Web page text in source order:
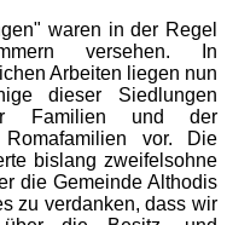
waren in der Regel
versehen. In
Arbeiten liegen nun
dieser Siedlungen
Familien und der
vor. Die
bislang zweifelsohne
die Gemeinde Althodis
zu verdanken, dass wir